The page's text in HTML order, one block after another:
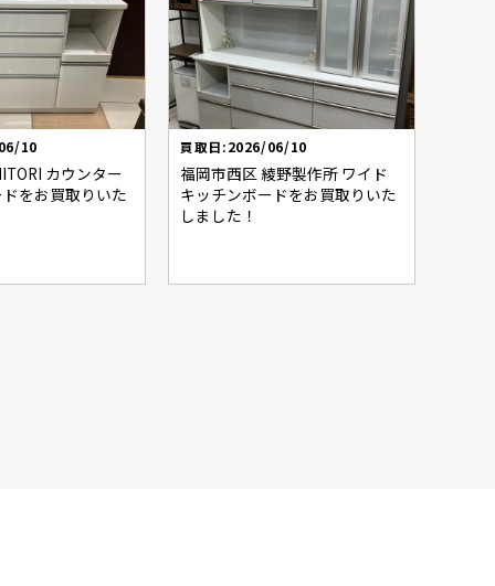
10
カウンター
をお買取りいた
買取日:2026/06/10
福岡市西区 綾野製作所 ワイド
キッチンボードをお買取りいた
しました！